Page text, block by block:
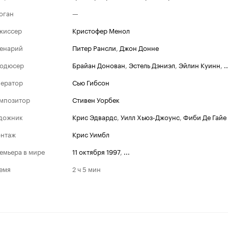
—
Кристофер Менол
Питер Рансли, Джон Донне
Брайан Донован, Эстель Дэниэл, Эйлин Куинн,
Сью Гибсон
Стивен Уорбек
Крис Эдвардс, Уилл Хьюз-Джоунс, Фиби Де Гайе
Крис Уимбл
в мире
11 октября 1997, ...
2 ч 5 мин